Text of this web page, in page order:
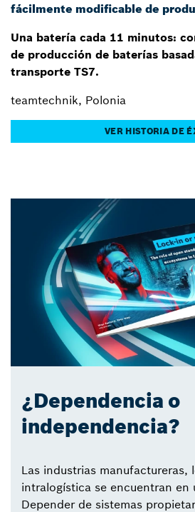
fácilmente modificable de
Una batería cada 11 minutos:
de producción de baterías
transporte TS7.
teamtechnik, Polonia
VER HISTORIA DE
¿Dependencia o
independencia?
Las industrias manufactureras,
intralogística se encuentran en
Depender de sistemas